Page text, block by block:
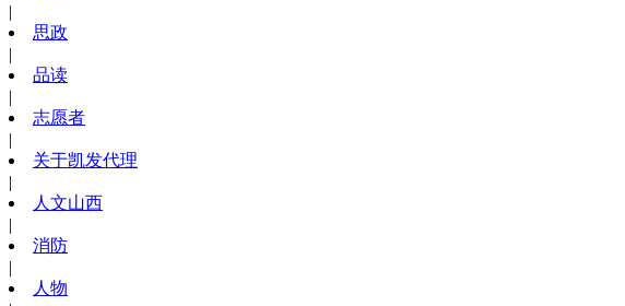
|
思政
|
品读
|
志愿者
|
关于凯发代理
|
人文山西
|
消防
|
人物